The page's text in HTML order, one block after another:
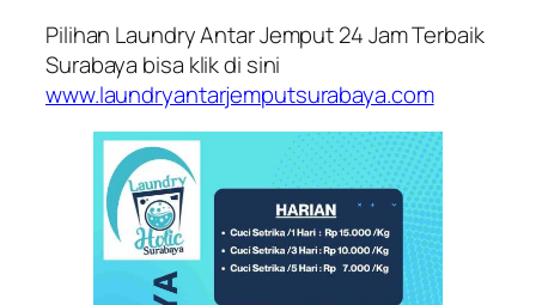
Pilihan Laundry Antar Jemput 24 Jam Terbaik
Surabaya bisa klik di sini
www.laundryantarjemputsurabaya.com